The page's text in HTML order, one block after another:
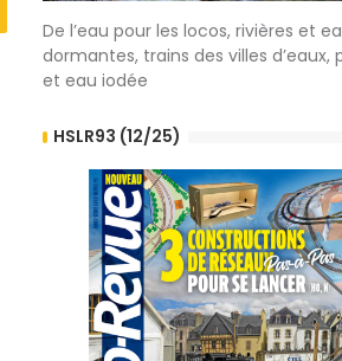
De l’eau pour les locos, rivières et
dormantes, trains des villes d’eaux,
et eau iodée
HSLR93 (12/25)